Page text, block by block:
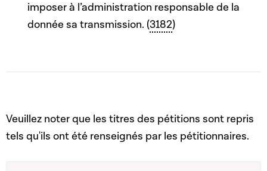
imposer à l’administration responsable de la
donnée sa transmission. (3182)
Veuillez noter que les titres des pétitions sont repris
tels qu'ils ont été renseignés par les pétitionnaires.